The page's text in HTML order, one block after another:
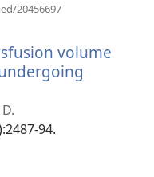
20456697
volume
94.